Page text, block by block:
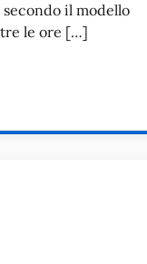
il modello
le ore […]